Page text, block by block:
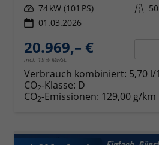
Leistung 74 kW (101 PS) Kilometerstand
01.03.2026
20.969,– €
incl. 19% MwSt.
Verbrauch kombiniert: 5,70 l/
CO2-Klasse: D
CO2-Emissionen: 129,00 g/km